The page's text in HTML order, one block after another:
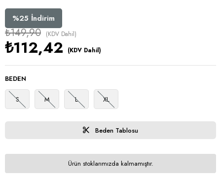
%25 İndirim
₺149,90 (KDV Dahil)
₺112,42 (KDV Dahil)
BEDEN
S M L XL
Beden Tablosu
Ürün stoklarımızda kalmamıştır.